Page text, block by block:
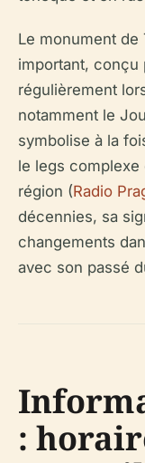
Le monument
important, conçu
régulièrement
notamment le
symbolise à la
le legs
région (Radio
décennies, sa
changements
avec son passé
: